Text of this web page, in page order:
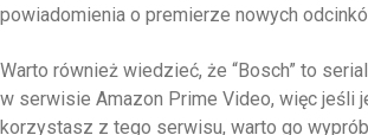
powiadomienia o premierze nowych
Warto również wiedzieć, że “Bosch” to
w serwisie Amazon Prime Video, więc jeśli
korzystasz z tego serwisu, warto go